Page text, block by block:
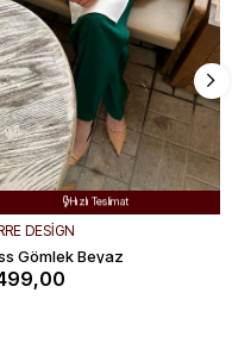
Ücretsiz Kargo
 Hızlı Teslimat
Kolay Değişim
DESİGN
Gömlek Beyaz